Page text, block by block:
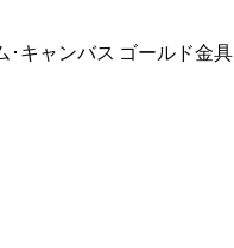
･キャンバス ゴールド金具